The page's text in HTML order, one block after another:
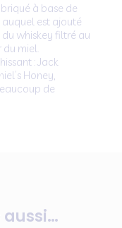
à base de
auquel est ajouté
whiskey filtré au
miel.
: Jack
Honey,
de